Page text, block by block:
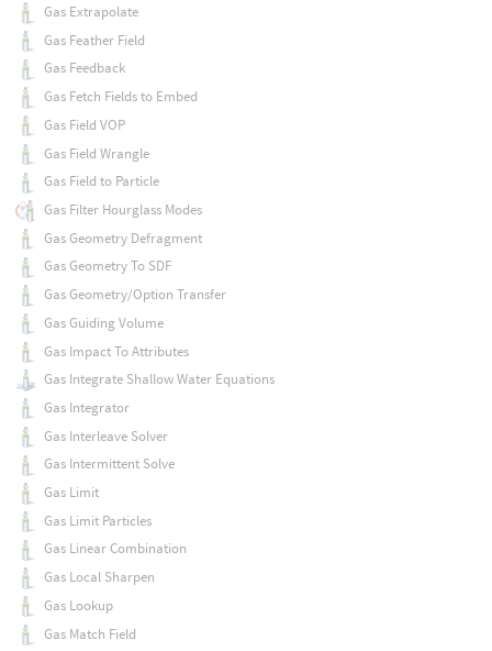
Gas Extrapolate
Gas Feather Field
Gas Feedback
Gas Fetch Fields to Embed
Gas Field VOP
Gas Field Wrangle
Gas Field to Particle
Gas Filter Hourglass Modes
Gas Geometry Defragment
Gas Geometry To SDF
Gas Geometry/Option Transfer
Gas Guiding Volume
Gas Impact To Attributes
Gas Integrate Shallow Water Equations
Gas Integrator
Gas Interleave Solver
Gas Intermittent Solve
Gas Limit
Gas Limit Particles
Gas Linear Combination
Gas Local Sharpen
Gas Lookup
Gas Match Field